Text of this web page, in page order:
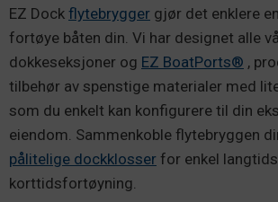
EZ Dock flytebrygger gjør det enklere
fortøye båten din. Vi har designet alle
dokkeseksjoner og EZ BoatPorts® ,
tilbehør av spenstige materialer med
som du enkelt kan konfigurere til din
eiendom. Sammenkoble flytebryggen
pålitelige dockklosser for enkel
korttidsfortøyning.